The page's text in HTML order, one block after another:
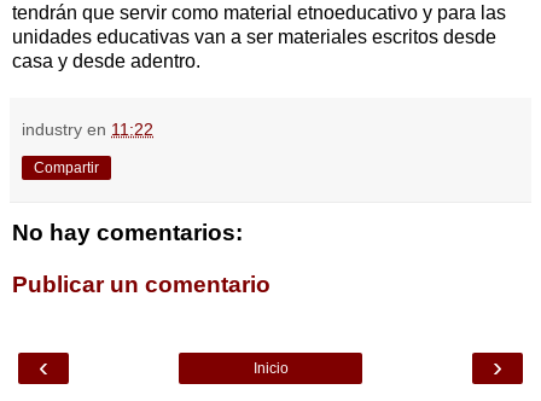
tendrán que servir como material etnoeducativo y para las
unidades educativas van a ser materiales escritos desde
casa y desde adentro.
industry en 11:22
Compartir
No hay comentarios:
Publicar un comentario
‹ ›
Inicio